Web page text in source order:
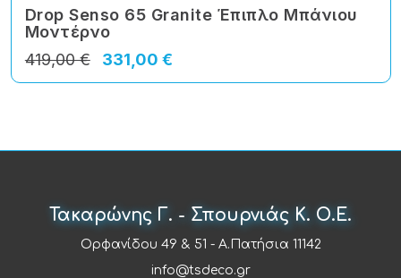
Drop Senso 65 Granite Έπιπλο Μπάνιου
Μοντέρνο
331,00 €
419,00 €
Τακαρώνης Γ. - Σπουρνιάς Κ. Ο.Ε.
Ορφανίδου 49 & 51 - Α.Πατήσια 11142
info@tsdeco.gr